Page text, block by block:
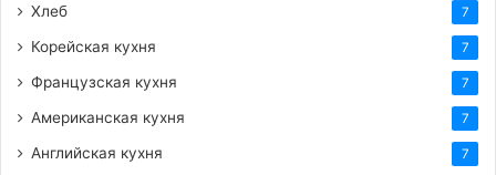
Хлеб 7
Корейская кухня 7
Французская кухня 7
Американская кухня 7
Английская кухня 7